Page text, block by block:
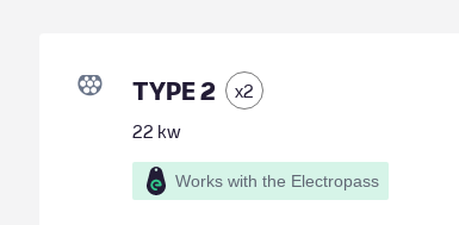
TYPE 2 x2
22 kw
Works with the Electropass